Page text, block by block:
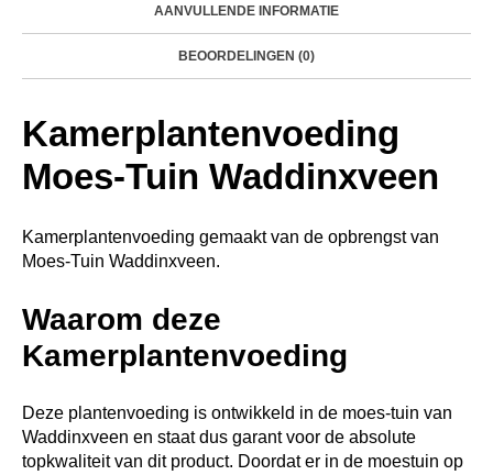
AANVULLENDE INFORMATIE
BEOORDELINGEN (0)
Kamerplantenvoeding
Moes-Tuin Waddinxveen
Kamerplantenvoeding gemaakt van de opbrengst van
Moes-Tuin Waddinxveen.
Waarom deze
Kamerplantenvoeding
Deze plantenvoeding is ontwikkeld in de moes-tuin van
Waddinxveen en staat dus garant voor de absolute
topkwaliteit van dit product. Doordat er in de moestuin op